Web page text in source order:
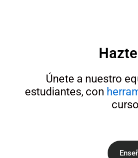
Únete a nuestro
estudiantes, con